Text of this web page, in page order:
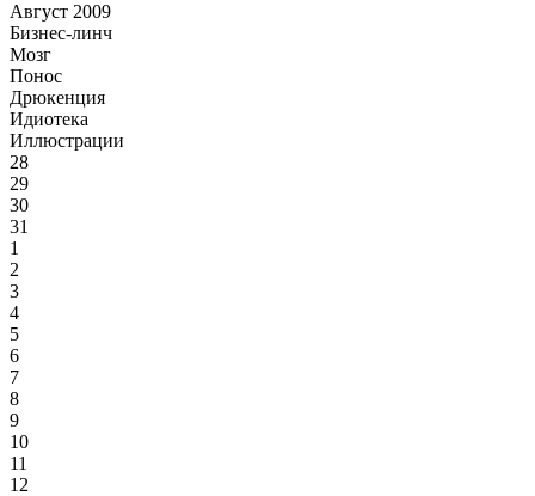
Август 2009
Бизнес-линч
Мозг
Понос
Дрюкенция
Идиотека
Иллюстрации
28
29
30
31
1
2
3
4
5
6
7
8
9
10
11
12